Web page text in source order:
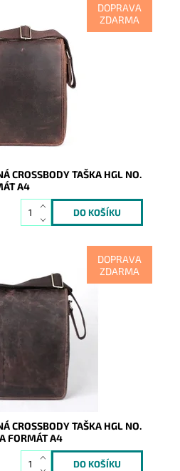
DOPRAVA
ZDARMA
taška německé
barvě s prakticky
CROSSBODY TAŠKA HGL NO.
A4
DOPRAVA
ZDARMA
taška německé
tmavěhnědé barvě s prakticky
CROSSBODY TAŠKA HGL NO.
FORMÁT A4